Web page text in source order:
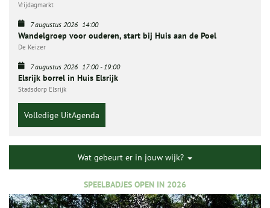
Vrijdagmarkt
7 augustus 2026 14:00
Wandelgroep voor ouderen, start bij Huis aan de Poel
De Keizer
7 augustus 2026 17:00-19:00
Elsrijk borrel in Huis Elsrijk
Stadsdorp Elsrijk
Volledige UitAgenda
Wat gebeurt er in jouw wijk?
SPEELBADJES OPEN IN 2026